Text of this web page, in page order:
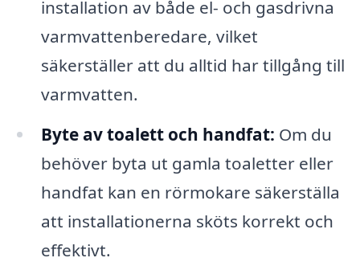
installation av både el- och gasdrivna
varmvattenberedare, vilket
säkerställer att du alltid har tillgång till
varmvatten.
Byte av toalett och handfat: Om du
behöver byta ut gamla toaletter eller
handfat kan en rörmokare säkerställa
att installationerna sköts korrekt och
effektivt.